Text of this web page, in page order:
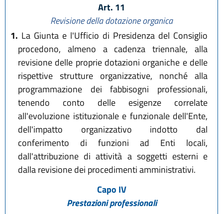
Art. 11
Revisione della dotazione organica
1. La Giunta e l'Ufficio di Presidenza del Consiglio
procedono, almeno a cadenza triennale, alla
revisione delle proprie dotazioni organiche e delle
rispettive strutture organizzative, nonché alla
programmazione dei fabbisogni professionali,
tenendo conto delle esigenze correlate
all'evoluzione istituzionale e funzionale dell'Ente,
dell'impatto organizzativo indotto dal
conferimento di funzioni ad Enti locali,
dall'attribuzione di attività a soggetti esterni e
dalla revisione dei procedimenti amministrativi.
Capo IV
Prestazioni professionali